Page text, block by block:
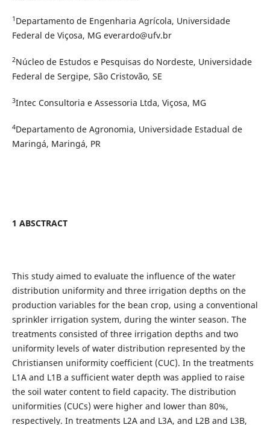
1 Departamento de Engenharia Agrícola, Universidade
Federal de Viçosa, MG everardo@ufv.br
2Núcleo de Estudos e Pesquisas do Nordeste, Universidade
Federal de Sergipe, São Cristovão, SE
3Intec Consultoria e Assessoria Ltda, Viçosa, MG
4Departamento de Agronomia, Universidade Estadual de
Maringá, Maringá, PR
1 ABSCTRACT
This study aimed to evaluate the influence of the water
distribution uniformity and three irrigation depths on the
production variables for the bean crop, using a conventional
sprinkler irrigation system, during the winter season. The
treatments consisted of three irrigation depths and two
uniformity levels of water distribution represented by the
Christiansen uniformity coefficient (CUC). In the treatments
L1A and L1B a sufficient water depth was applied to raise
the soil water content to field capacity. The distribution
uniformities (CUCs) were higher and lower than 80%,
respectively. In treatments L2A and L3A, and L2B and L3B,